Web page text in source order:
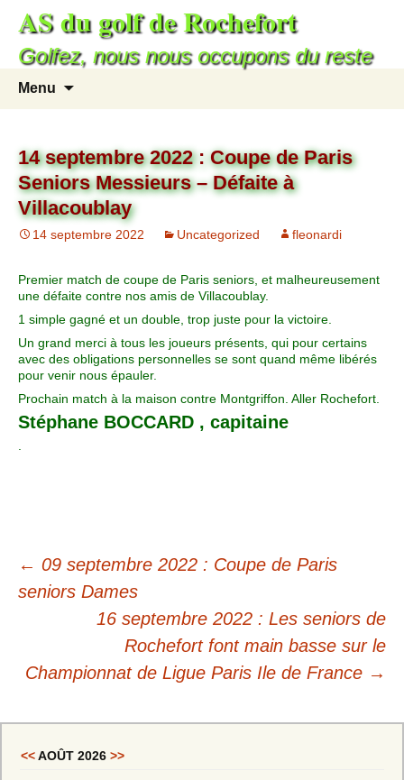
AS du golf de Rochefort
Golfez, nous nous occupons du reste
Menu
14 septembre 2022 : Coupe de Paris
Seniors Messieurs – Défaite à
Villacoublay
14 septembre 2022 Uncategorized fleonardi
Premier match de coupe de Paris seniors, et malheureusement
une défaite contre nos amis de Villacoublay.
1 simple gagné et un double, trop juste pour la victoire.
Un grand merci à tous les joueurs présents, qui pour certains
avec des obligations personnelles se sont quand même libérés
pour venir nous épauler.
Prochain match à la maison contre Montgriffon. Aller Rochefort.
Stéphane BOCCARD , capitaine
← 09 septembre 2022 : Coupe de Paris
seniors Dames
16 septembre 2022 : Les seniors de
Rochefort font main basse sur le
Championnat de Ligue Paris Ile de France →
<<AOÛT 2026 >>